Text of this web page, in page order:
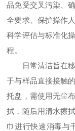
品免受交叉污染、
全要求、保护操作
科学评估与标准化
程。
日常清洁旨在移
于与样品直接接触
托盘，需使用无尘
拭，随后用清水擦
巾进行快速消毒与